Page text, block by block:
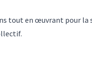
tout en œuvrant pour la